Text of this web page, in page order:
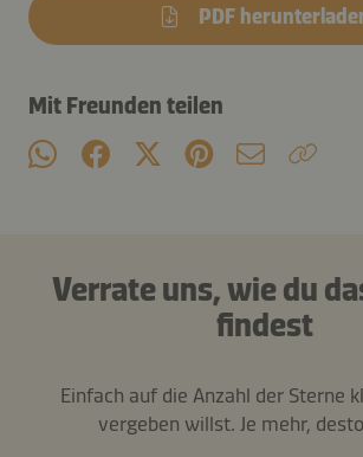
PDF
Mit Freunden teilen
Verrate uns, wie du
findest
Einfach auf die Anzahl der Sterne
vergeben willst. Je mehr,